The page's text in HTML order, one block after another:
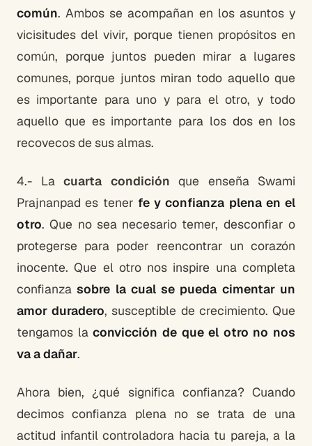
común. Ambos se acompañan en los asuntos y
vicisitudes del vivir, porque tienen propósitos en
común, porque juntos pueden mirar a lugares
comunes, porque juntos miran todo aquello que
es importante para uno y para el otro, y todo
aquello que es importante para los dos en los
recovecos de sus almas.
4.- La cuarta condición que enseña Swami
Prajnanpad es tener fe y confianza plena en el
otro. Que no sea necesario temer, desconfiar o
protegerse para poder reencontrar un corazón
inocente. Que el otro nos inspire una completa
confianzasobre la cual se pueda cimentar un
amor duradero, susceptible de crecimiento. Que
tengamos laconvicción de que el otro no nos
va a dañar.
Ahora bien, ¿qué significa confianza? Cuando
decimos confianza plena no se trata de una
actitud infantil controladora hacia tu pareja, a la